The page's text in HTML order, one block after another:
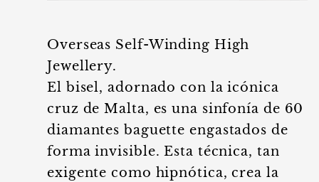
Overseas Self-Winding High
Jewellery.
El bisel, adornado con la icónica
cruz de Malta, es una sinfonía de 60
diamantes baguette engastados de
forma invisible. Esta técnica, tan
exigente como hipnótica, crea la